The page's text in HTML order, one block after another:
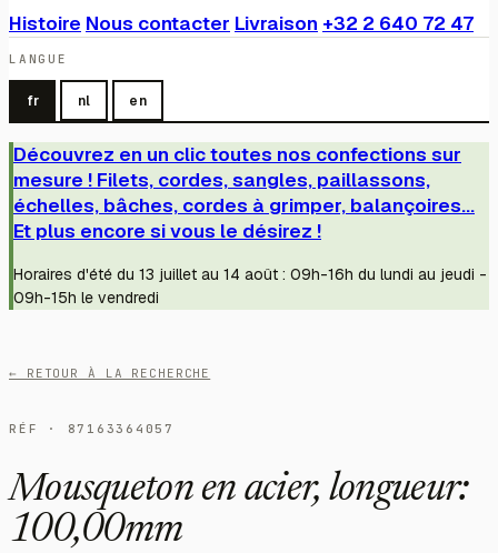
Histoire Nous contacter Livraison +32 2 640 72 47
LANGUE
fr nl en
Découvrez en un clic toutes nos confections sur
mesure ! Filets, cordes, sangles, paillassons,
échelles, bâches, cordes à grimper, balançoires...
Et plus encore si vous le désirez !
Horaires d'été du 13 juillet au 14 août : 09h-16h du lundi au jeudi -
09h-15h le vendredi
← RETOUR À LA RECHERCHE
RÉF · 87163364057
Mousqueton en acier, longueur:
100,00mm